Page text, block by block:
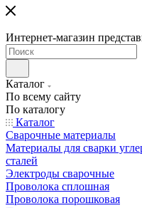
Интернет-магазин
Каталог
По всему сайту
По каталогу
Каталог
Сварочные материалы
Материалы для сварки
сталей
Электроды сварочные
Проволока сплошная
Проволока порошковая